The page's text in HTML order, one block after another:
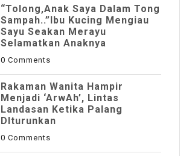
“Tolong,Anak Saya Dalam Tong
Sampah..”Ibu Kucing Mengiau
Sayu Seakan Merayu
Selamatkan Anaknya
0 Comments
Rakaman Wanita Hampir
Menjadi ‘ArwAh’, Lintas
Landasan Ketika Palang
DIturunkan
0 Comments